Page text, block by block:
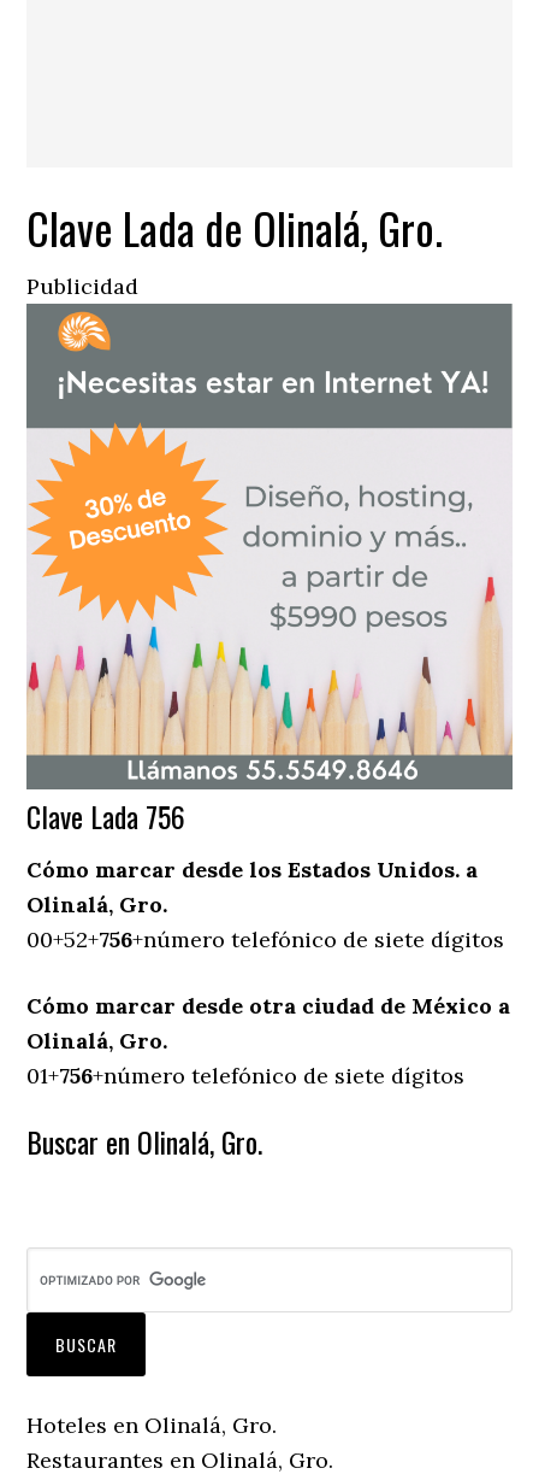
Clave Lada de Olinalá, Gro.
Publicidad
Clave Lada 756
Cómo marcar desde los Estados Unidos. a
Olinalá, Gro.
00+52+756+número telefónico de siete dígitos
Cómo marcar desde otra ciudad de México a
Olinalá, Gro.
01+756+número telefónico de siete dígitos
Buscar en Olinalá, Gro.
Hoteles en Olinalá, Gro.
Restaurantes en Olinalá, Gro.